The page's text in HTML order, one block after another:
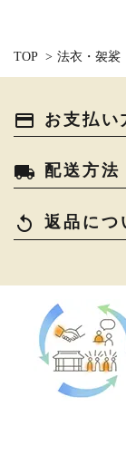
TOP > 法衣・袈裟
payment お支払い
local_shipping 配送方法
replay 返品につ